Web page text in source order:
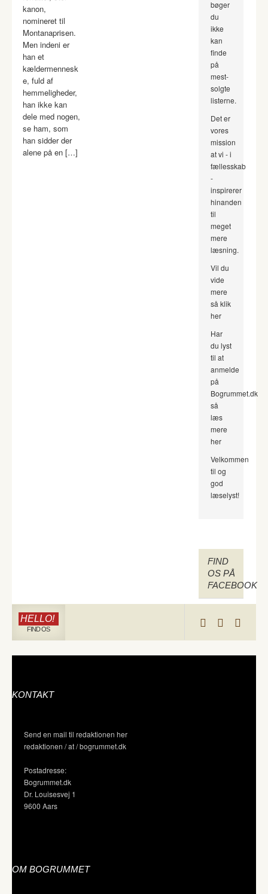
kanon,
nomineret til
Montanaprisen.
Men indeni er
han et
kældermennesk
e, fuld af
hemmeligheder,
han ikke kan
dele med nogen,
se ham, som
han sidder der
alene på en […]
bøger
du
ikke
kan
finde
på
mest-
solgte
listerne.
Det er
vores
mission
at vi - i
fællesskab
-
inspirerer
hinanden
til
meget
mere
læsning.
Vil du
vide
mere
så klik
her
Har
du lyst
til at
anmelde
på
Bogrummet.dk
så
læs
mere
her
Velkommen
til og
god
læselyst!
FIND
OS PÅ
FACEBOOK
HELLO!
FIND OS
KONTAKT
Send en mail til redaktionen her
redaktionen / at / bogrummet.dk
Postadresse:
Bogrummet.dk
Dr. Louisesvej 1
9600 Aars
OM BOGRUMMET